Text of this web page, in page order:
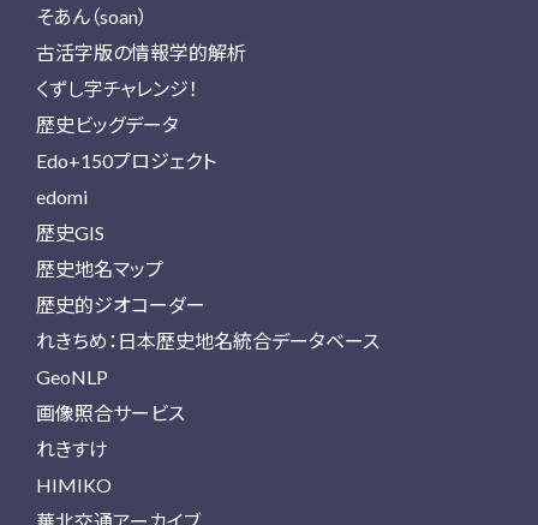
そあん（soan）
古活字版の情報学的解析
くずし字チャレンジ！
歴史ビッグデータ
Edo+150プロジェクト
edomi
歴史GIS
歴史地名マップ
歴史的ジオコーダー
れきちめ：日本歴史地名統合データベース
GeoNLP
画像照合サービス
れきすけ
HIMIKO